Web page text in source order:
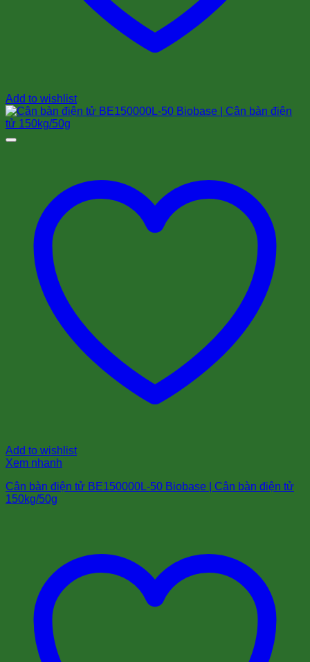
Add to wishlist
Add to wishlist
Xem nhanh
Cân bàn điện tử BE150000L-50 Biobase | Cân bàn điện tử
150kg/50g